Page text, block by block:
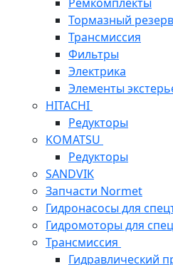
Ремкомплекты
Тормазный резерв
Трансмиссия
Фильтры
Электрика
Элементы
HITACHI
Редукторы
KOMATSU
Редукторы
SANDVIK
Запчасти Normet
Гидронасосы для
Гидромоторы для
Трансмиссия
Гидравлический